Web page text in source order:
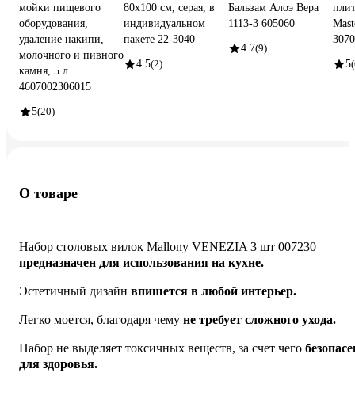
мойки пищевого
оборудования,
удаление накипи,
молочного и пивного
камня, 5 л
4607002306015
5(20)
80x100 см, серая, в
индивидуальном
пакете 22-3040
4.5(2)
Бальзам Алоэ Вера
1113-3 605060
4.7(9)
5
О товаре
Набор столовых вилок Mallony VENEZIA 3 шт 007230
предназначен для использования на кухне.
Эстетичный дизайн впишется в любой интерьер.
Легко моется, благодаря чему не требует сложного ухода.
Набор не выделяет токсичных веществ, за счет чего
для здоровья.